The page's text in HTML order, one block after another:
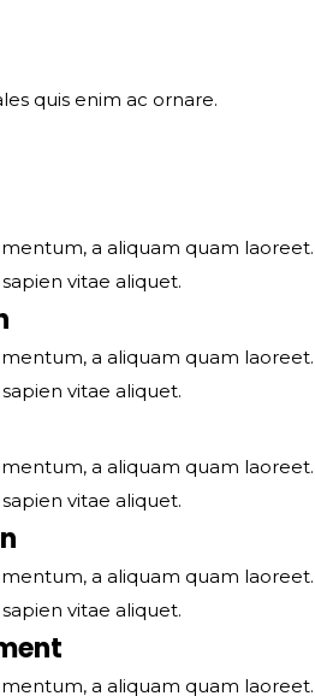
quis enim ac ornare.
a aliquam quam laoreet.
vitae aliquet.
a aliquam quam laoreet.
vitae aliquet.
a aliquam quam laoreet.
vitae aliquet.
a aliquam quam laoreet.
vitae aliquet.
a aliquam quam laoreet.